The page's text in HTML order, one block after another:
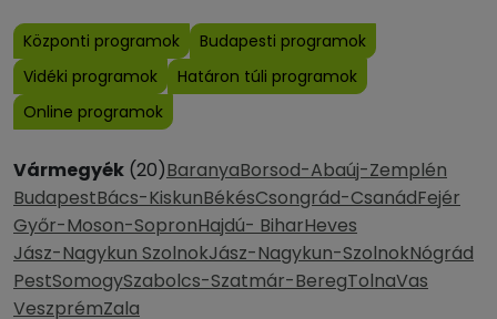
Központi programok
Budapesti programok
Vidéki programok
Határon túli programok
Online programok
Vármegyék (20)BaranyaBorsod-Abaúj-Zemplén
BudapestBács-KiskunBékésCsongrád-CsanádFejér
Győr-Moson-SopronHajdú- BiharHeves
Jász-Nagykun SzolnokJász-Nagykun-SzolnokNógrád
PestSomogySzabolcs-Szatmár-BeregTolnaVas
VeszprémZala